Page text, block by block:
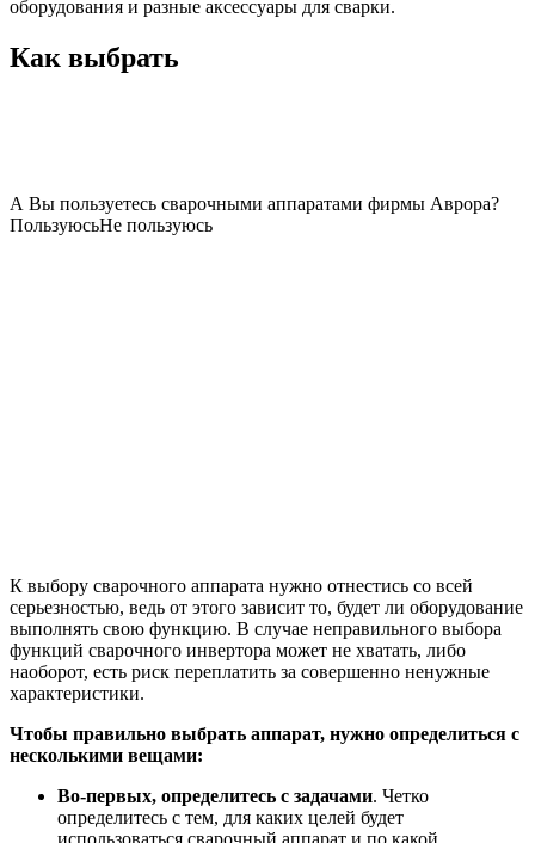
оборудования и разные аксессуары для сварки.
Как выбрать
А Вы пользуетесь сварочными аппаратами фирмы Аврора?
ПользуюсьНе пользуюсь
К выбору сварочного аппарата нужно отнестись со всей
серьезностью, ведь от этого зависит то, будет ли оборудование
выполнять свою функцию. В случае неправильного выбора
функций сварочного инвертора может не хватать, либо
наоборот, есть риск переплатить за совершенно ненужные
характеристики.
Чтобы правильно выбрать аппарат, нужно определиться с
несколькими вещами:
Во-первых, определитесь с задачами. Четко
определитесь с тем, для каких целей будет
использоваться сварочный аппарат и по какой